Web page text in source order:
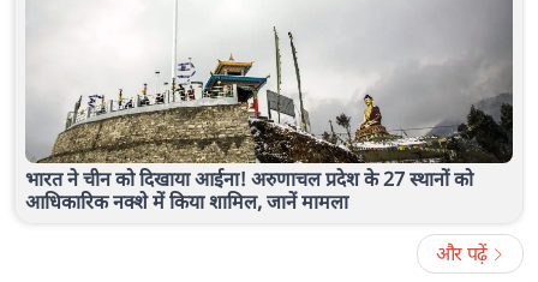
भारत ने चीन को दिखाया आईना! अरुणाचल प्रदेश के 27 स्थानों को
आधिकारिक नक्शे में किया शामिल, जानें मामला
और पढ़ें